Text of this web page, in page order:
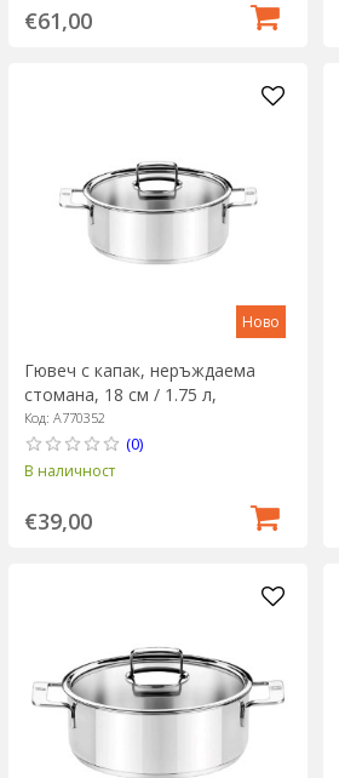
€61,00
Ново
Гювеч с капак, неръждаема
стомана, 18 см / 1.75 л,
"Signature" - BRA
Код: A770352
(0)
В наличност
€39,00